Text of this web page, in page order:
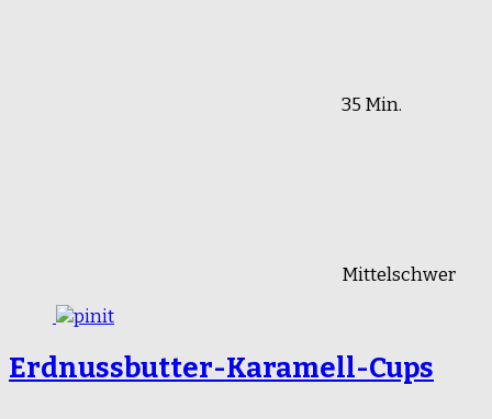
35 Min.
Mittelschwer
Erdnussbutter-Karamell-Cups